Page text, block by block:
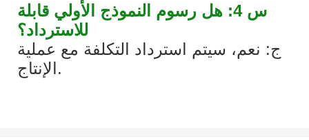
س 4: هل رسوم النموذج الأولي قابلة
للاسترداد؟
ج: نعم، سيتم استرداد التكلفة مع عملية
الإنتاج.